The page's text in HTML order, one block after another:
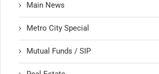
Main News
Metro City Special
Mutual Funds / SIP